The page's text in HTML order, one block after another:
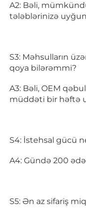
A2: Bəli,
tələblərinizə
S3: Məhsulların
qoya bilərəmmi?
A3: Bəli, OEM
müddəti bir həftə
S4: İstehsal gücü
A4: Gündə 200
S5: Ən az sifariş